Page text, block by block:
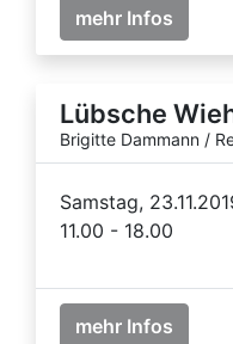
mehr Infos
Lübsche
Brigitte Dammann /
Samstag,
11.00 - 18.00
mehr Infos